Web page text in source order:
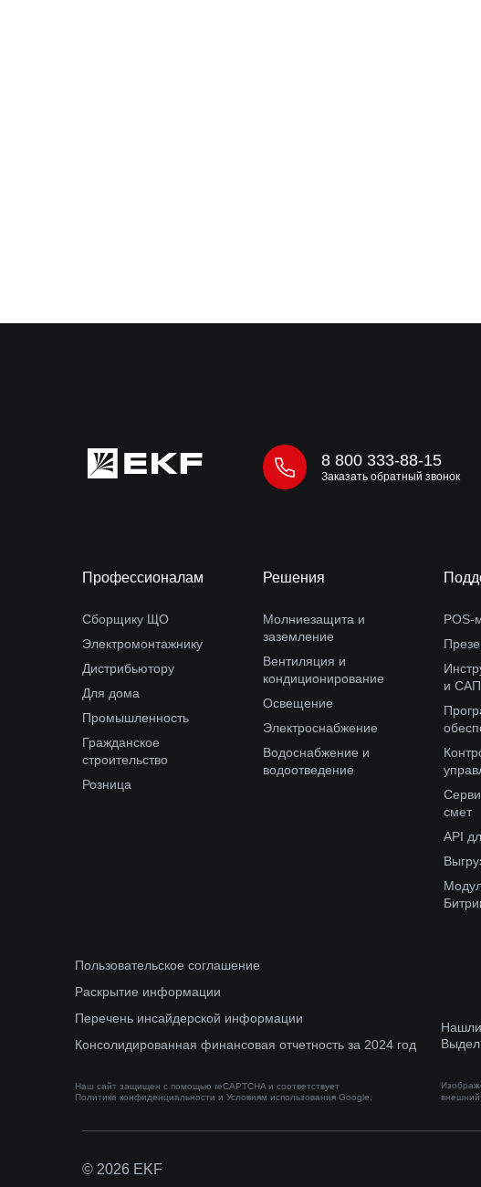
8 800 333-88-15
Заказать обратный звонок
Профессионалам
Сборщику ЩО
Электромонтажнику
Дистрибьютору
Для дома
Промышленность
Гражданское
строительство
Розница
Решения
Молниезащита и
заземление
Вентиляция и
кондиционирование
Освещение
Электроснабжение
Водоснабжение и
водоотведение
POS-
и
смет
API
Пользовательское соглашение
Раскрытие информации
Перечень инсайдерской информации
Консолидированная финансовая отчетность за 2024 год
Наш сайт защищен с помощью reCAPTCHA и соответствует
Политике конфиденциальности и Условиям использования Google.
внешний
© 2026 EKF